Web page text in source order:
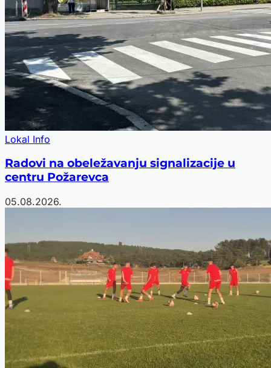
Lokal Info
Radovi na obeležavanju signalizacije u
centru Požarevca
05.08.2026.